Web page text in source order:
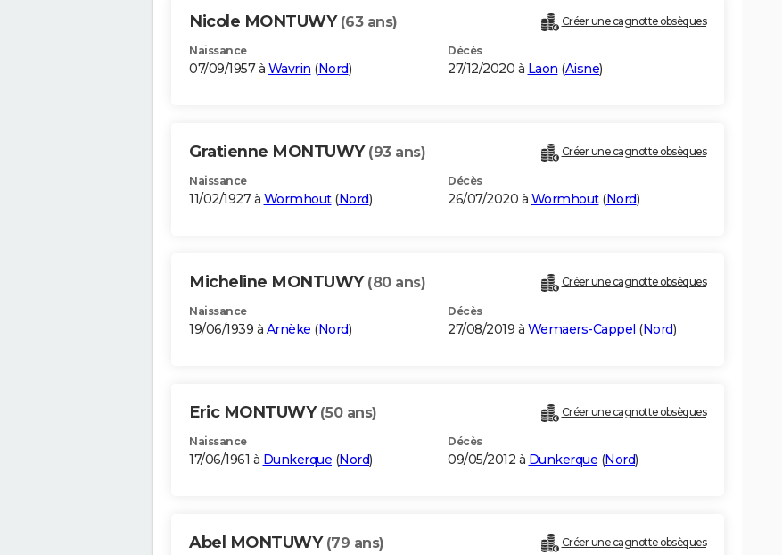
Nicole MONTUWY (63 ans) Créer une cagnotte obsèques
Naissance
07/09/1957 à Wavrin (Nord)
Décès
27/12/2020 à Laon (Aisne)
Gratienne MONTUWY (93 ans) Créer une cagnotte obsèques
Naissance
11/02/1927 à Wormhout(Nord)
Décès
26/07/2020 à Wormhout(Nord)
Micheline MONTUWY (80 ans) Créer une cagnotte obsèques
Naissance
19/06/1939 à Arnèke (Nord)
Décès
27/08/2019 à Wemaers-Cappel (Nord)
Eric MONTUWY (50 ans) Créer une cagnotte obsèques
Naissance
17/06/1961 à Dunkerque (Nord)
Décès
09/05/2012 à Dunkerque (Nord)
Abel MONTUWY (79 ans) Créer une cagnotte obsèques